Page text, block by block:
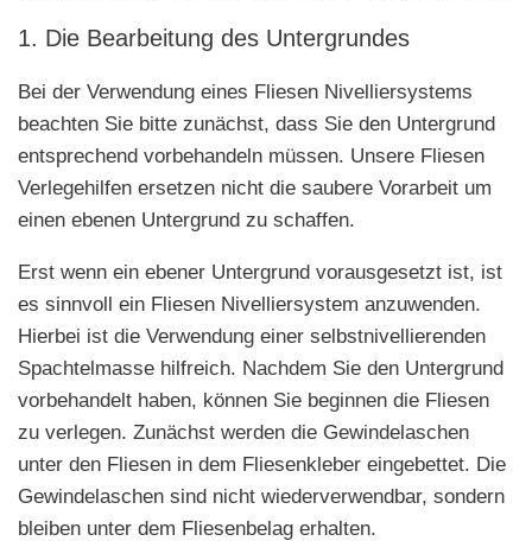
1. Die Bearbeitung des Untergrundes
Bei der Verwendung eines Fliesen Nivelliersystems
beachten Sie bitte zunächst, dass Sie den Untergrund
entsprechend vorbehandeln müssen. Unsere Fliesen
Verlegehilfen ersetzen nicht die saubere Vorarbeit um
einen ebenen Untergrund zu schaffen.
Erst wenn ein ebener Untergrund vorausgesetzt ist, ist
es sinnvoll ein Fliesen Nivelliersystem anzuwenden.
Hierbei ist die Verwendung einer selbstnivellierenden
Spachtelmasse hilfreich. Nachdem Sie den Untergrund
vorbehandelt haben, können Sie beginnen die Fliesen
zu verlegen. Zunächst werden die Gewindelaschen
unter den Fliesen in dem Fliesenkleber eingebettet. Die
Gewindelaschen sind nicht wiederverwendbar, sondern
bleiben unter dem Fliesenbelag erhalten.